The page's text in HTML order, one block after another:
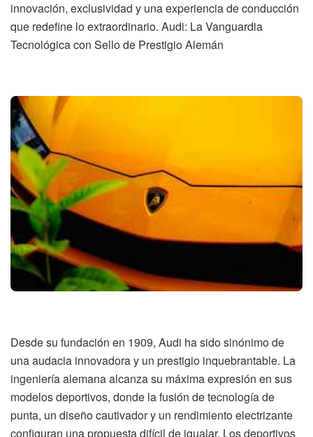
innovación, exclusividad y una experiencia de conducción
que redefine lo extraordinario. Audi: La Vanguardia
Tecnológica con Sello de Prestigio Alemán
Desde su fundación en 1909, Audi ha sido sinónimo de
una audacia innovadora y un prestigio inquebrantable. La
ingeniería alemana alcanza su máxima expresión en sus
modelos deportivos, donde la fusión de tecnología de
punta, un diseño cautivador y un rendimiento electrizante
configuran una propuesta difícil de igualar. Los deportivos